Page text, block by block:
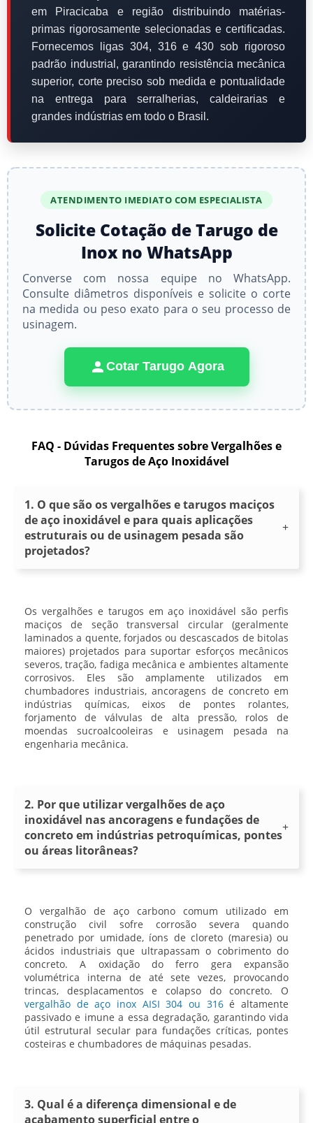
em Piracicaba e região distribuindo matérias-
primas rigorosamente selecionadas e certificadas.
Fornecemos ligas 304, 316 e 430 sob rigoroso
padrão industrial, garantindo resistência mecânica
superior, corte preciso sob medida e pontualidade
na entrega para serralherias, caldeirarias e
grandes indústrias em todo o Brasil.
ATENDIMENTO IMEDIATO COM ESPECIALISTA
Solicite Cotação de Tarugo de
Inox no WhatsApp
Converse com nossa equipe no WhatsApp.
Consulte diâmetros disponíveis e solicite o corte
na medida ou peso exato para o seu processo de
usinagem.
Cotar Tarugo Agora
FAQ - Dúvidas Frequentes sobre Vergalhões e
Tarugos de Aço Inoxidável
1. O que são os vergalhões e tarugos maciços
de aço inoxidável e para quais aplicações
estruturais ou de usinagem pesada são
projetados?
Os vergalhões e tarugos em aço inoxidável são perfis
maciços de seção transversal circular (geralmente
laminados a quente, forjados ou descascados de bitolas
maiores) projetados para suportar esforços mecânicos
severos, tração, fadiga mecânica e ambientes altamente
corrosivos. Eles são amplamente utilizados em
chumbadores industriais, ancoragens de concreto em
indústrias químicas, eixos de pontes rolantes,
forjamento de válvulas de alta pressão, rolos de
moendas sucroalcooleiras e usinagem pesada na
engenharia mecânica.
2. Por que utilizar vergalhões de aço
inoxidável nas ancoragens e fundações de
concreto em indústrias petroquímicas, pontes
ou áreas litorâneas?
O vergalhão de aço carbono comum utilizado em
construção civil sofre corrosão severa quando
penetrado por umidade, íons de cloreto (maresia) ou
ácidos industriais que ultrapassam o cobrimento do
concreto. A oxidação do ferro gera expansão
volumétrica interna de até sete vezes, provocando
trincas, desplacamentos e colapso do concreto. O
vergalhão de aço inox AISI 304 ou 316é altamente
passivado e imune a essa degradação, garantindo vida
útil estrutural secular para fundações críticas, pontes
costeiras e chumbadores de máquinas pesadas.
3. Qual é a diferença dimensional e de
acabamento superficial entre o